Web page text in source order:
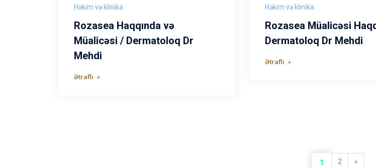
Həkim və klinika
Rozasea Haqqında və
Müalicəsi / Dermatoloq Dr
Mehdi
Ətraflı
Həkim və klinika
Rozasea Müalicəsi
Dermatoloq Dr Mehdi
Ətraflı
1 2 »